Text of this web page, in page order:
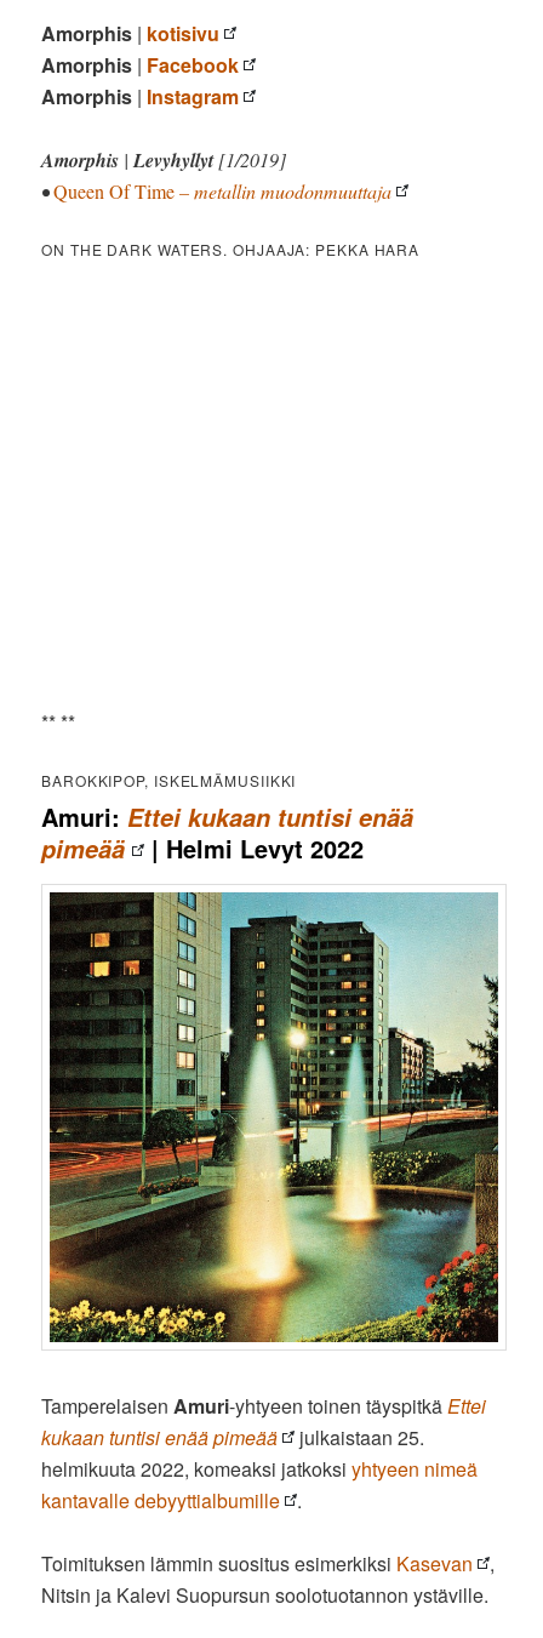
Amorphis | kotisivu
Amorphis | Facebook
Amorphis | Instagram
Amorphis |Levyhyllyt[1/2019]
•Queen Of Time– metallin muodonmuuttaja
ON THE DARK WATERS. OHJAAJA: PEKKA HARA
** **
BAROKKIPOP, ISKELMÄMUSIIKKI
Amuri:Ettei kukaan tuntisi enää
pimeää
| Helmi Levyt 2022
TamperelaisenAmuri-yhtyeen toinen täyspitkäEttei
kukaan tuntisi enää pimeää
julkaistaan 25.
helmikuuta 2022, komeaksi jatkoksiyhtyeen nimeä
kantavalle debyyttialbumille
.
Toimituksen lämmin suositus esimerkiksi Kasevan
,
Nitsin ja Kalevi Suopursun soolotuotannon ystäville.